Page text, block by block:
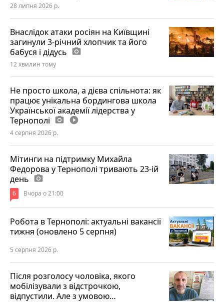
28 липня 2026 р.
Внаслідок атаки росіян на Київщині
загинули 3-річний хлопчик та його
бабуся і дідусь photo_camera
12 хвилин тому
Не просто школа, а дієва спільнота: як
працює унікальна бордингова школа
Української академії лідерства у
Тернополі photo_camera play_circle_filled
4 серпня 2026 р.
Мітинги на підтримку Михайла
Федорова у Тернополі тривають 23-ій
день photo_camera
6 Вчора о 21:00
Робота в Тернополі: актуальні вакансії
тижня (оновлено 5 серпня)
5 серпня 2026 р.
Після розголосу чоловіка, якого
мобілізували з відстрочкою,
відпустили. Але з умовою…